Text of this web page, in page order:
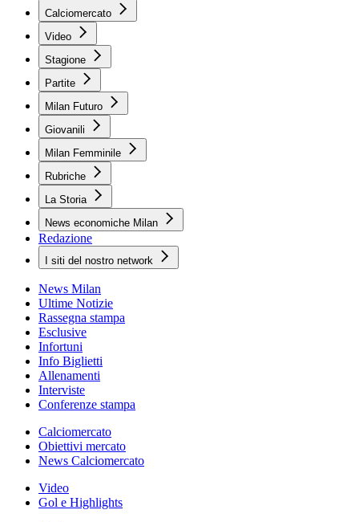
Calciomercato
Video
Stagione
Partite
Milan Futuro
Giovanili
Milan Femminile
Rubriche
La Storia
News economiche Milan
Redazione
I siti del nostro network
News Milan
Ultime Notizie
Rassegna stampa
Esclusive
Infortuni
Info Biglietti
Allenamenti
Interviste
Conferenze stampa
Calciomercato
Obiettivi mercato
News Calciomercato
Video
Gol e Highlights